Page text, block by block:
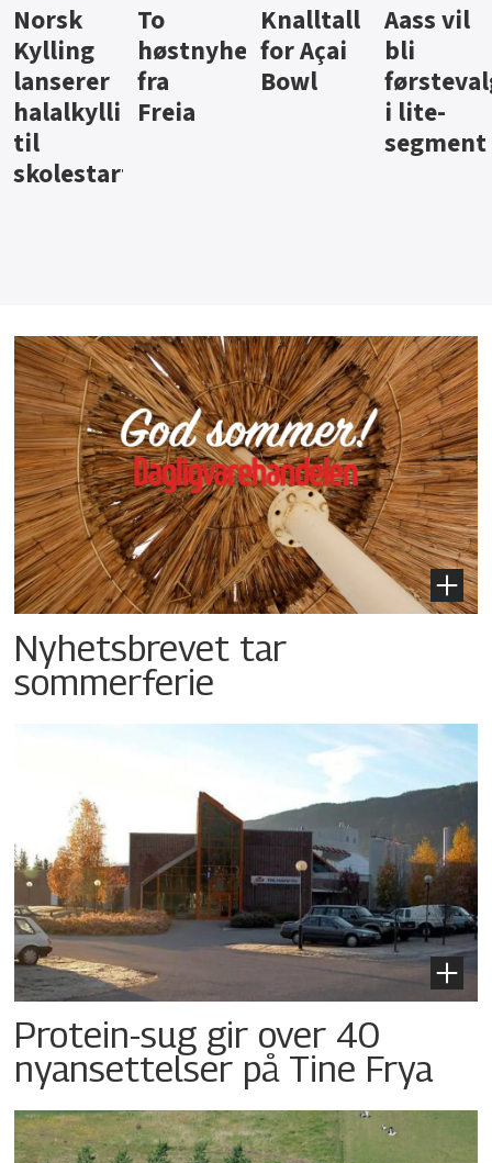
Knalltall
for Açai
Bowl
Aass vil
bli
førstevalg
i lite-
Brus og
jus fra
Berentsen
Hard
iste fra
Hansa
Nyhetsbrevet tar
sommerferie
Protein-sug gir over 40
nyansettelser på Tine Frya